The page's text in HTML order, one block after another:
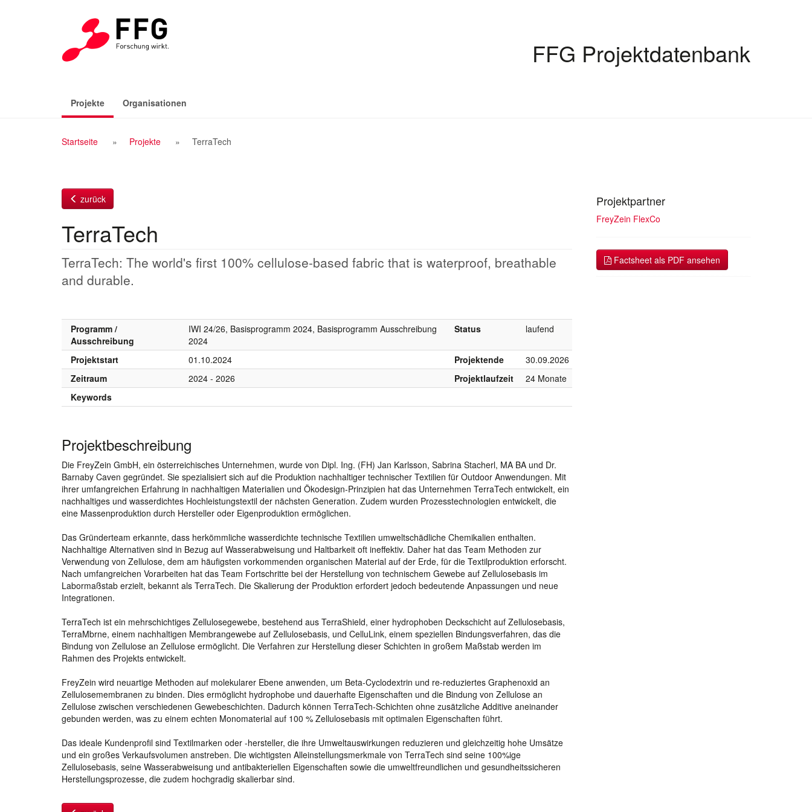
FFG Projektdatenbank
Projekte(aktiv)Organisationen
Breadcrumb
Startseite Projekte TerraTech
zurück
TerraTech
TerraTech: The world's first 100% cellulose-based fabric that is waterproof, breathable
and durable.
Programm /
Ausschreibung
IWI 24/26, Basisprogramm 2024, Basisprogramm Ausschreibung
2024
Status laufend
Projektstart 01.10.2024 Projektende
30.09.2026
Zeitraum
2024 - 2026 Projektlaufzeit
24 Monate
Keywords
Projektbeschreibung
Die FreyZein GmbH, ein österreichisches Unternehmen, wurde von Dipl. Ing. (FH) Jan Karlsson, Sabrina Stacherl, MA BA und Dr.
Barnaby Caven gegründet. Sie spezialisiert sich auf die Produktion nachhaltiger technischer Textilien für Outdoor Anwendungen. Mit
ihrer umfangreichen Erfahrung in nachhaltigen Materialien und Ökodesign-Prinzipien hat das Unternehmen TerraTech entwickelt, ein
nachhaltiges und wasserdichtes Hochleistungstextil der nächsten Generation. Zudem wurden Prozesstechnologien entwickelt, die
eine Massenproduktion durch Hersteller oder Eigenproduktion ermöglichen.
Das Gründerteam erkannte, dass herkömmliche wasserdichte technische Textilien umweltschädliche Chemikalien enthalten.
Nachhaltige Alternativen sind in Bezug auf Wasserabweisung und Haltbarkeit oft ineffektiv. Daher hat das Team Methoden zur
Verwendung von Zellulose, dem am häufigsten vorkommenden organischen Material auf der Erde, für die Textilproduktion erforscht.
Nach umfangreichen Vorarbeiten hat das Team Fortschritte bei der Herstellung von technischem Gewebe auf Zellulosebasis im
Labormaßstab erzielt, bekannt als TerraTech. Die Skalierung der Produktion erfordert jedoch bedeutende Anpassungen und neue
Integrationen.
TerraTech ist ein mehrschichtiges Zellulosegewebe, bestehend aus TerraShield, einer hydrophoben Deckschicht auf Zellulosebasis,
TerraMbrne, einem nachhaltigen Membrangewebe auf Zellulosebasis, und CelluLink, einem speziellen Bindungsverfahren, das die
Bindung von Zellulose an Zellulose ermöglicht. Die Verfahren zur Herstellung dieser Schichten in großem Maßstab werden im
Rahmen des Projekts entwickelt.
FreyZein wird neuartige Methoden auf molekularer Ebene anwenden, um Beta-Cyclodextrin und re-reduziertes Graphenoxid an
Zellulosemembranen zu binden. Dies ermöglicht hydrophobe und dauerhafte Eigenschaften und die Bindung von Zellulose an
Zellulose zwischen verschiedenen Gewebeschichten. Dadurch können TerraTech-Schichten ohne zusätzliche Additive aneinander
gebunden werden, was zu einem echten Monomaterial auf 100 % Zellulosebasis mit optimalen Eigenschaften führt.
Das ideale Kundenprofil sind Textilmarken oder -hersteller, die ihre Umweltauswirkungen reduzieren und gleichzeitig hohe Umsätze
und ein großes Verkaufsvolumen anstreben. Die wichtigsten Alleinstellungsmerkmale von TerraTech sind seine 100%ige
Zellulosebasis, seine Wasserabweisung und antibakteriellen Eigenschaften sowie die umweltfreundlichen und gesundheitssicheren
Herstellungsprozesse, die zudem hochgradig skalierbar sind.
Projektpartner
FreyZein FlexCo
Factsheet als PDF ansehen